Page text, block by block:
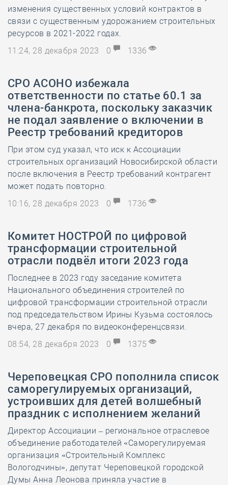
изменения существенных условий контрактов в
связи с существенным удорожанием строительных
ресурсов в 2021-2022 годах.
11:24, 28 декабря 2023
0 1336
СРО АСОНО избежала
ответственности по статье 60.1 за
члена-банкрота, поскольку заказчик
не подал заявление о включении в
Реестр требований кредиторов
При этом суд указал, что иск к Ассоциации
строительных организаций Новосибирской области
после включения в Реестр требований контрагент
может подать повторно.
10:16, 28 декабря 2023
0 1736
Комитет НОСТРОЙ по цифровой
трансформации строительной
отрасли подвёл итоги 2023 года
Последнее в 2023 году заседание комитета
Национального объединения строителей по
цифровой трансформации строительной отрасли
под председательством Ирины Кузьма состоялось
вчера, 27 декабря по видеоконференцсвязи.
08:54, 28 декабря 2023
0 1375
Череповецкая СРО пополнила список
саморегулируемых организаций,
устроивших для детей волшебный
праздник с исполнением желаний
Директор Ассоциации – региональное отраслевое
объединение работодателей «Саморегулируемая
организация «Строительный Комплекс
Вологодчины», депутат Череповецкой городской
Думы Анна Леонова приняла участие в